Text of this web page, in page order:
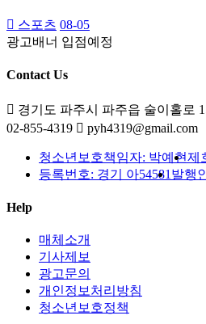
스포츠 08-05
광고배너 입점예정
Contact Us
경기도 파주시 파주읍 술이홀로
02-855-4319
pyh4319@gmail.com
청소년보호책임자: 박예현제
등록번호: 경기 아54581 발행
Help
매체소개
기사제보
광고문의
개인정보처리방침
청소년보호정책